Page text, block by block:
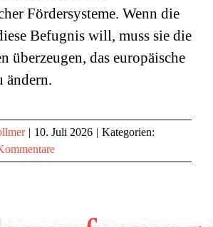
Fördersysteme. Wenn die
Befugnis will, muss sie die
überzeugen, das europäische
ändern.
| 10. Juli 2026 | Kategorien: